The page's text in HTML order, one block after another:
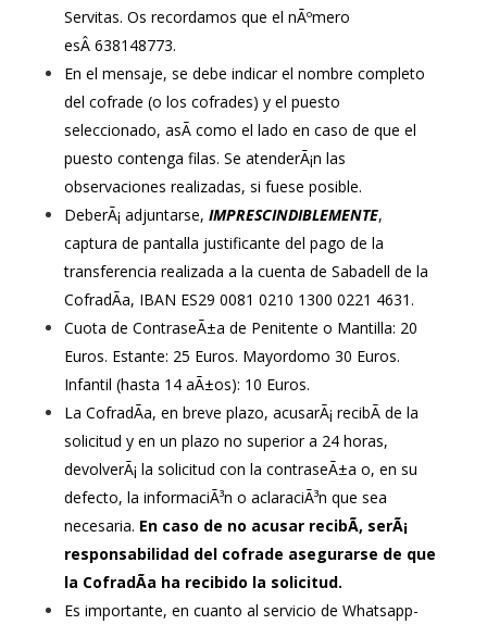
Servitas. Os recordamos que el nÃºmero
esÂ 638148773.
En el mensaje, se debe indicar el nombre completo
del cofrade (o los cofrades) y el puesto
seleccionado, asÃ­ como el lado en caso de que el
puesto contenga filas. Se atenderÃ¡n las
observaciones realizadas, si fuese posible.
DeberÃ¡ adjuntarse, IMPRESCINDIBLEMENTE,
captura de pantalla justificante del pago de la
transferencia realizada a la cuenta de Sabadell de la
CofradÃ­a, IBAN ES29 0081 0210 1300 0221 4631.
Cuota de ContraseÃ±a de Penitente o Mantilla: 20
Euros. Estante: 25 Euros. Mayordomo 30 Euros.
Infantil (hasta 14 aÃ±os): 10 Euros.
La CofradÃ­a, en breve plazo, acusarÃ¡ recibÃ­ de la
solicitud y en un plazo no superior a 24 horas,
devolverÃ¡ la solicitud con la contraseÃ±a o, en su
defecto, la informaciÃ³n o aclaraciÃ³n que sea
necesaria. En caso de no acusar recibÃ­, serÃ¡
responsabilidad del cofrade asegurarse de que
la CofradÃ­a ha recibido la solicitud.
Es importante, en cuanto al servicio de Whatsapp-